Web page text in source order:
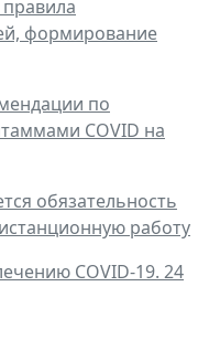
формирование
по
COVID на
обязательность
работу
COVID-19. 24